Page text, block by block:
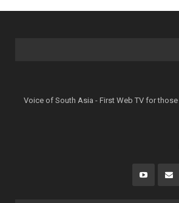
Voice of South Asia - First Web TV for